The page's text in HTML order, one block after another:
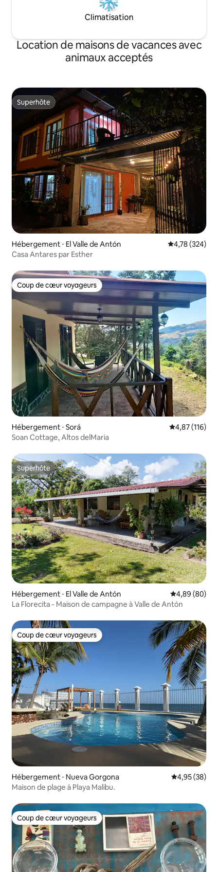
Climatisation
Location de maisons de vacances avec
animaux acceptés
Superhôte
Superhôte
Hébergement ⋅ El Valle de Antón Évaluation
4,78 (324)
Casa Antares par Esther
Coup de cœur voyageurs
Coup de cœur voyageurs
Hébergement ⋅ Sorá Évaluation
4,87 (116)
Soan Cottage, Altos delMaria
Superhôte
Superhôte
Hébergement ⋅ El Valle de Antón Évaluation
4,89 (80)
La Florecita - Maison de campagne à Valle de Antón
Coup de cœur voyageurs
Coup de cœur voyageurs
Hébergement ⋅ Nueva Gorgona Évaluation
4,95 (38)
Maison de plage à Playa Malibu.
Coup de cœur voyageurs
Coup de cœur voyageurs